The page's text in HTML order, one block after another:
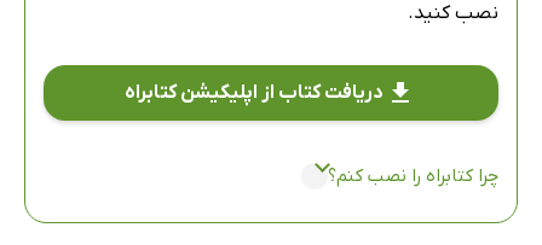
نصب کنید.
دریافت کتاب از اپلیکیشن کتابراه
چرا کتابراه را نصب کنم؟